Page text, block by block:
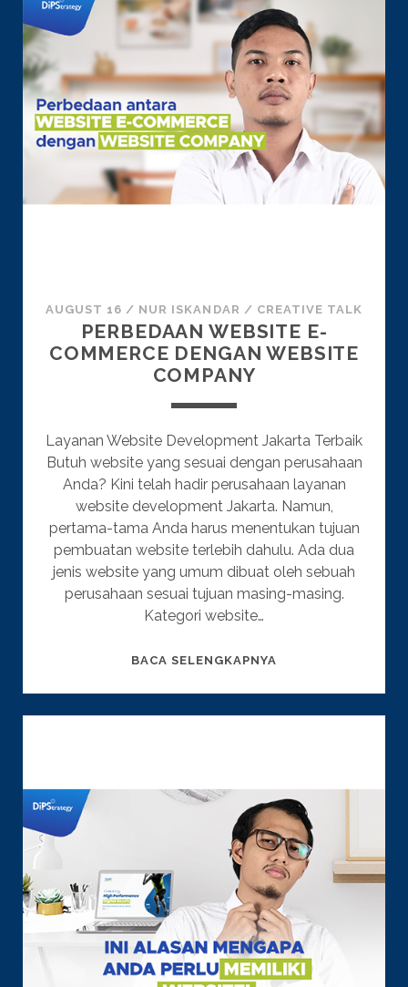
WEBSITE
BISNIS
AUGUST 16 / NUR ISKANDAR / CREATIVE TALK
PERBEDAAN WEBSITE E-
COMMERCE DENGAN WEBSITE
COMPANY
Layanan Website Development Jakarta Terbaik
Butuh website yang sesuai dengan perusahaan
Anda? Kini telah hadir perusahaan layanan
website development Jakarta. Namun,
pertama-tama Anda harus menentukan tujuan
pembuatan website terlebih dahulu. Ada dua
jenis website yang umum dibuat oleh sebuah
perusahaan sesuai tujuan masing-masing.
Kategori website…
BACA SELENGKAPNYA
COMPANY